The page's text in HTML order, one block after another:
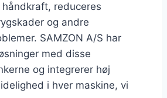
reduceres
og andre
SAMZON A/S har
med disse
og integrerer høj
i hver maskine, vi